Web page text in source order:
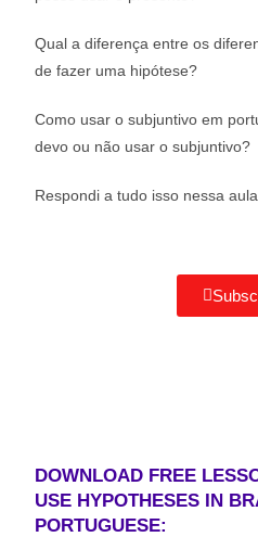
Qual a diferença entre os
de fazer uma hipótese?
Como usar o subjuntivo em
devo ou não usar o subjuntivo?
Respondi a tudo isso nessa
DOWNLOAD FREE
USE HYPOTHESES IN
PORTUGUESE: